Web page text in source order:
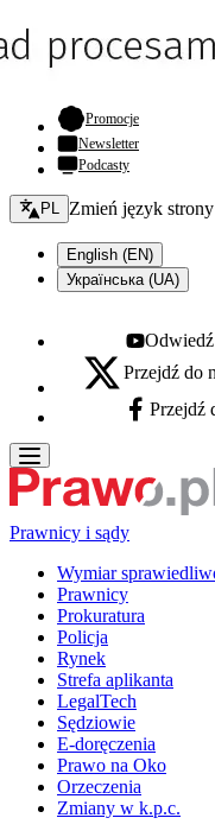
Promocje- otwiera się
Newsletter
Podcasty
Zmień język - bieżący:
PL Zmień język strony
English (EN)
Українська (UA)
Youtube -
Odwiedź
X - otwiera się w
Przejdź do
Facebook -
Przejdź
Prawnicy i sądy
Wymiar
Prawnicy
Prokuratura
Policja
Rynek
Strefa aplikanta
LegalTech
Sędziowie
E-doręczenia
Prawo na Oko
Orzeczenia
Zmiany w k.p.c.